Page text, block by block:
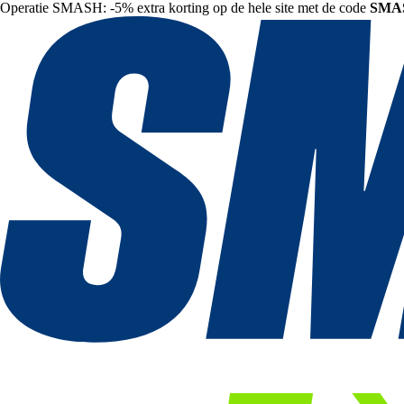
Operatie SMASH: -5% extra korting op de hele site met de code